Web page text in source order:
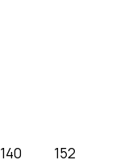
140 152